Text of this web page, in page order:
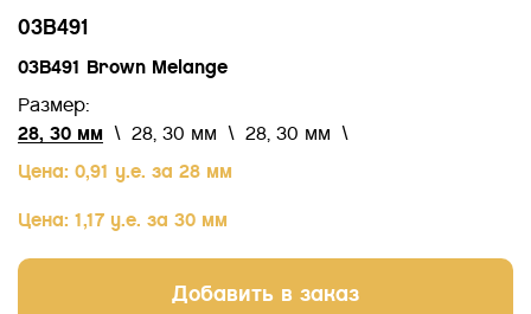
03B491
03B491 Brown Melange
Размер:
28, 30 мм \ 28, 30 мм \ 28, 30 мм \
Цена: 0,91 у.е. за 28 мм
Цена: 1,17 у.е. за 30 мм
Добавить в заказ